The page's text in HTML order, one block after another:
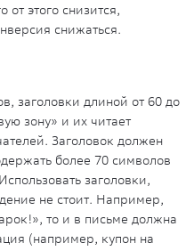
от этого снизится,
снижаться.
заголовки длиной от 60 до
зону» и их читает
Заголовок должен
более 70 символов
заголовки,
не стоит. Например,
то и в письме должна
(например, купон на